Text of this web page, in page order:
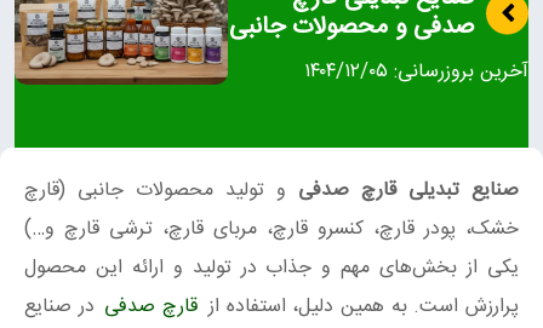
صدفی و محصولات جانبی
آخرین بروزرسانی: ۱۴۰۴/۱۲/۰۵
صنایع تبدیلی قارچ صدفی و تولید محصولات جانبی (قارچ
خشک، پودر قارچ، کنسرو قارچ، مربای قارچ، ترشی قارچ و…)
یکی از بخش‌های مهم و جذاب در تولید و ارائه این محصول
پرارزش است. به همین دلیل، استفاده از قارچ صدفی در صنایع